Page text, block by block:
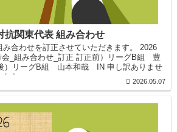
抗関東代表 組み合わせ
合わせを訂正させていただきます。 2026
会_組み合わせ_訂正 訂正前）リーグB組 豊
）リーグB組 山本和哉 IN 申し訳ありませ
す...
2026.05.07